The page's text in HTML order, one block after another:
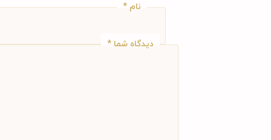
نام *
دیدگاه شما *